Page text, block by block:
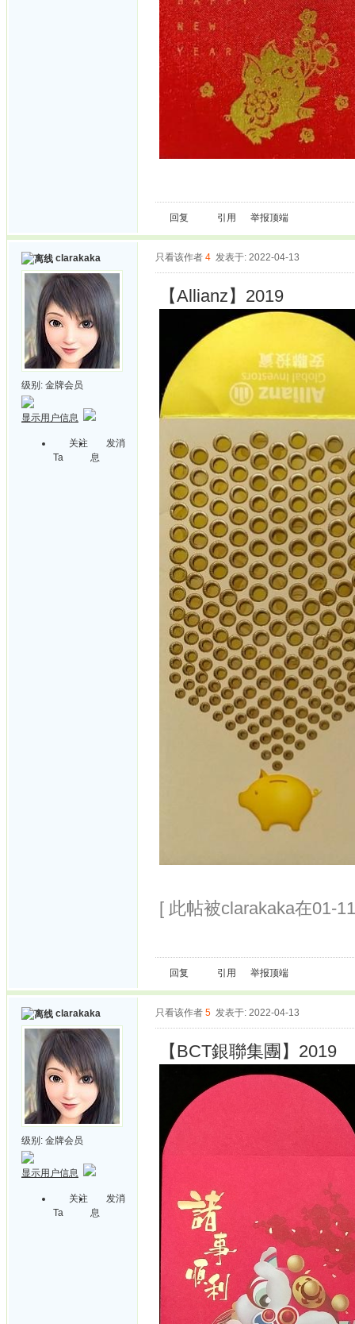
回复 引用 举报顶端
clarakaka
级别: 金牌会员
显示用户信息
关注
Ta
发消
息
只看该作者 4 发表于: 2022-04-13
【Allianz】2019
[ 此帖被clarakaka在01-
回复 引用 举报顶端
clarakaka
级别: 金牌会员
显示用户信息
关注
Ta
发消
息
只看该作者 5 发表于: 2022-04-13
【BCT銀聯集團】2019